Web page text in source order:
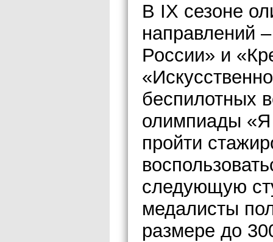
В IX сезоне
направлений
России» и
беспилотных
олимпиады «Я
пройти
следующую
медалисты
размере до